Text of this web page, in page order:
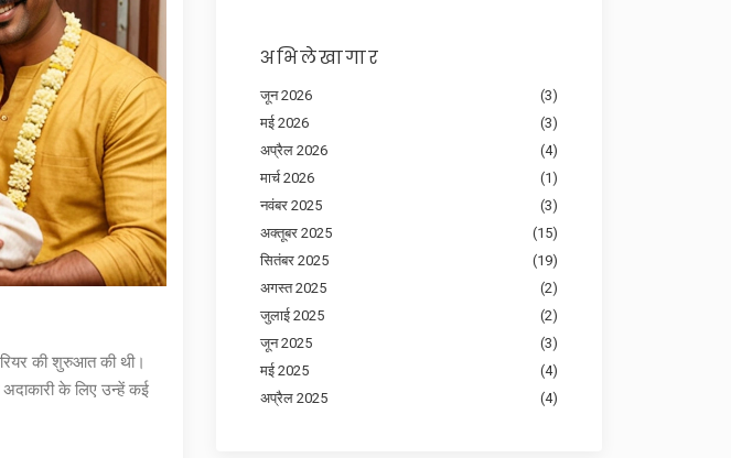
की शुरुआत की थी।
के लिए उन्हें कई
अभिलेखागार
जून 2026
(3)
मई 2026
(3)
अप्रैल 2026
(4)
मार्च 2026
(1)
नवंबर 2025
(3)
अक्तूबर 2025
(15)
सितंबर 2025
(19)
अगस्त 2025
(2)
जुलाई 2025
(2)
जून 2025
(3)
मई 2025
(4)
अप्रैल 2025
(4)